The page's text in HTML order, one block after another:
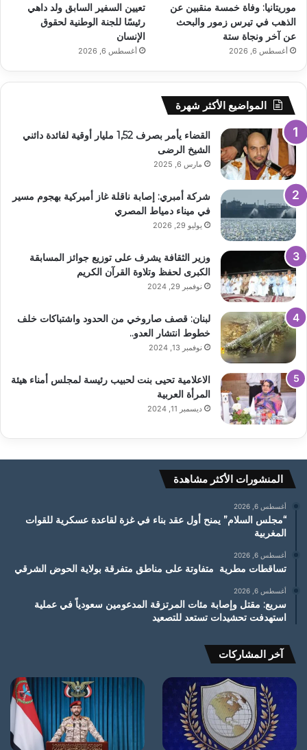
موريتانيا: وفاة خمسة منقبين عن
الذهب في تيرس زمور والبحث
عن آخر ونجاة ستة
أغسطس 6, 2026
تعيين السفير السابق ولد داهي
رئيسًا للجنة الوطنية لحقوق
الإنسان
أغسطس 6, 2026
المواضيع الأكثر شهرة
القضاء يأمر بصرف 1,52 مليار أوقية لفائدة دائني
الشيخ الرضى
مارس 6, 2025
شركة أمبري: إصابة ناقلة غاز أميركية بهجوم مسير
في ميناء دمياط المصري
يوليو 29, 2026
وزير الثقافة يشرف على توزيع جوائز المسابقة
الكبرى لحفظ وتلاوة القرآن الكريم
نوفمبر 29, 2024
لبنان: قصف صاروخي من الحدود واشتباكات خلف
خطوط انتشار العدو..
نوفمبر 13, 2024
الاعلامية تحيى بنت لحبيب رئيسة لمجلس أمناء هيئة
المرأة العربية
ديسمبر 11, 2024
المنشورات الأكثر مشاهدة
أغسطس 6, 2026
“مجلس السلام” يمنح أول عقد بناء في غزة لقاعدة عسكرية للقوات
المغربية
أغسطس 6, 2026
تساقطات مطرية متفاوتة على مناطق متفرقة بولاية الحوض الشرقي
أغسطس 6, 2026
سريع: مقتل وإصابة مئات المرتزقة المدعومين سعودياً في عملية
استهدفت تحشيدات تستعد للتصعيد
آخر المشاركات